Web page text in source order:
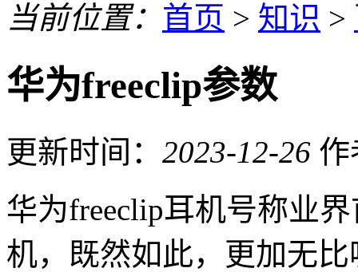
当前位置： 首页 > 知识 >
华为freeclip参数
更新时间： 2023-12-26 作
华为freeclip耳机号称业
机，既然如此，更加无